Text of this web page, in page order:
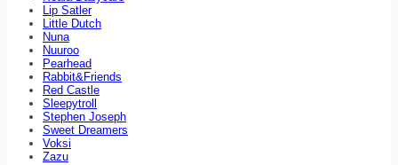
Lip Satler
Little Dutch
Nuna
Nuuroo
Pearhead
Rabbit&Friends
Red Castle
Sleepytroll
Stephen Joseph
Sweet Dreamers
Voksi
Zazu